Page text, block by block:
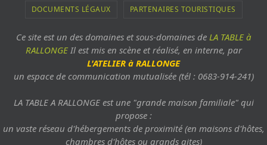
DOCUMENTS LÉGAUX PARTENAIRES TOURISTIQUES
Ce site est un des domaines et sous-domaines de LA TABLE à
RALLONGEIl est mis en scène et réalisé, en interne, par
L'ATELIER à RALLONGE
un espace de communication mutualisée (tél : 0683-914-241)
LA TABLE A RALLONGE est une "grande maison familiale" qui
propose :
un vaste réseau d'hébergements de proximité (en maisons d'hôtes,
chambres d'hôtes ou grands gites)